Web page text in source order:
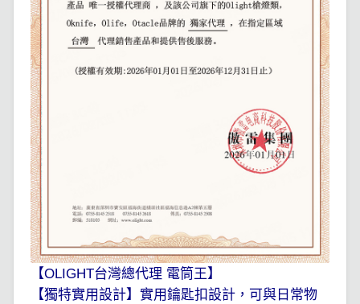
【OLIGHT台灣總代理 電筒王】
【獨特實用設計】實用鑰匙扣設計，可與日常物